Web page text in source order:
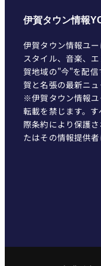
伊賀タウン情報
伊賀タウン情報ユ
スタイル、音楽、
賀地域の"今"を配信
賀と名張の最新ニュ
※伊賀タウン情報
転載を禁じます。
際条約により保護
たはその情報提供者